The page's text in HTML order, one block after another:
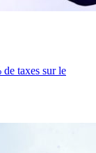
taxes sur le